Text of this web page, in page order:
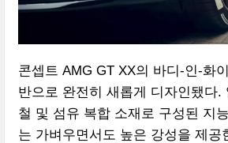
콘셉트 AMG GT XX의 바디-인-화
반으로 완전히 새롭게 디자인됐다.
철 및 섬유 복합 소재로 구성된 지
는 가벼우면서도 높은 강성을 제공